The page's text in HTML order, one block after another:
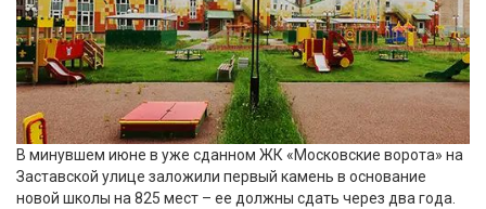
В минувшем июне в уже сданном ЖК «Московские ворота» на
Заставской улице заложили первый камень в основание
новой школы на 825 мест – ее должны сдать через два года.